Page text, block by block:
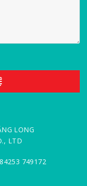
LONG
LTD
749172